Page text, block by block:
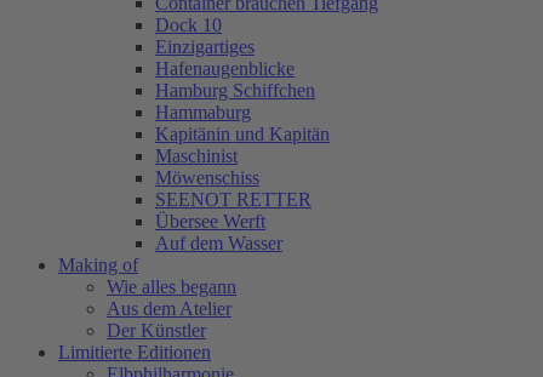
Dock 10
Einzigartiges
Hafenaugen­blicke
Hamburg Schiffchen
Hammaburg
Kapitänin und Kapitän
Maschinist
Möwenschiss
SEENOT RETTER
Übersee Werft
Auf dem Wasser
Making of
Wie alles begann
Aus dem Atelier
Der Künstler
Limitierte Editionen